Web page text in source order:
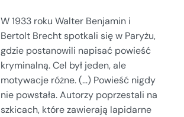
W 1933 roku Walter Benjamin i
Bertolt Brecht spotkali się w Paryżu,
gdzie postanowili napisać powieść
kryminalną. Cel był jeden, ale
motywacje różne. (...) Powieść nigdy
nie powstała. Autorzy poprzestali na
szkicach, które zawierają lapidarne